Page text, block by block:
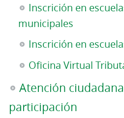
Inscrición en
municipales
Inscrición en
Oficina Virtual
Atención
participación